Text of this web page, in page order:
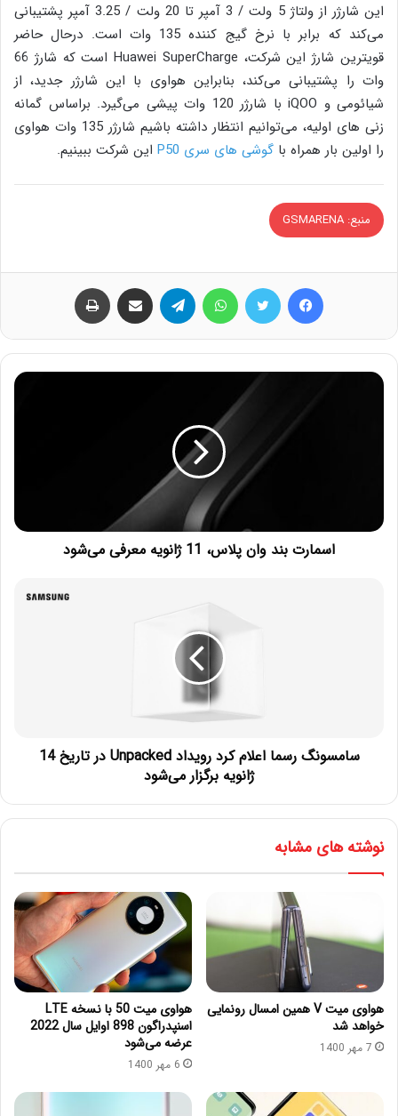
این شارژر از ولتاژ 5 ولت / 3 آمپر تا 20 ولت / 3.25 آمپر پشتیبانی
می‌کند که برابر با نرخ گیج کننده 135 وات است. درحال حاضر
قویترین شارژ این شرکت، Huawei SuperCharge است که شارژ 66
وات را پشتیبانی می‌کند، بنابراین هواوی با این شارژر جدید، از
شیائومی و iQOO با شارژر 120 وات پیشی می‌گیرد. براساس گمانه
زنی های اولیه، می‌توانیم انتظار داشته باشیم شارژر 135 وات هواوی
را اولین بار همراه با گوشی های سری P50 این شرکت ببینیم.
منبع: GSMARENA
اسمارت بند وان‌ پلاس، 11 ژانویه معرفی می‌شود
سامسونگ رسما اعلام کرد رویداد Unpacked در تاریخ 14
ژانویه برگزار می‌شود
نوشته های مشابه
هواوی میت V همین امسال رونمایی
خواهد شد
7 مهر 1400
هواوی میت 50 با نسخه LTE
اسنپدراگون 898 اوایل سال 2022
عرضه می‌شود
6 مهر 1400